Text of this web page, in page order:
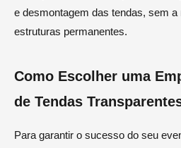
e desmontagem das tendas, sem
estruturas permanentes.
Como Escolher uma
de Tendas
Para garantir o sucesso do seu